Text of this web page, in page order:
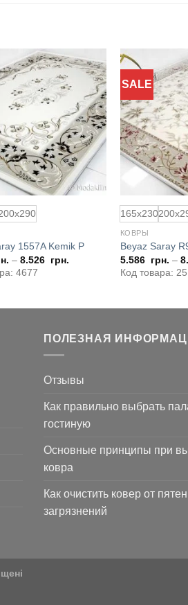
Добавить
избранное
1557A Kemik P
– 8.526 грн.
4677
SALE
165x230
КОВРЫ
Beyaz Saray
5.586 грн. –
Код товара:
ПОЛЕЗНАЯ
Отзывы
Как правильно выбрать
гостиную
Основные принципы при
ковра
Как очистить ковер от
загрязнений